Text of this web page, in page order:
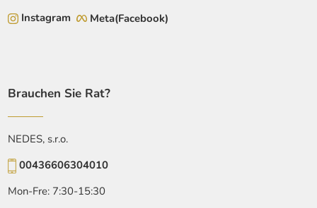
Instagram
Meta(Facebook)
Brauchen Sie Rat?
NEDES, s.r.o.
00436606304010
Mon-Fre: 7:30-15:30